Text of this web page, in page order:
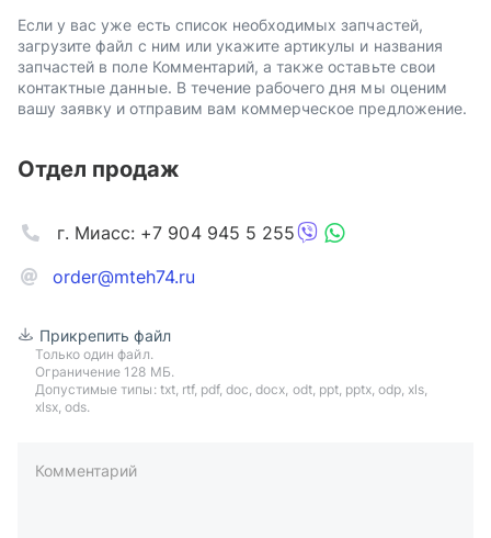
Если у вас уже есть список необходимых запчастей,
загрузите файл с ним или укажите артикулы и названия
запчастей в поле Комментарий, а также оставьте свои
контактные данные. В течение рабочего дня мы оценим
вашу заявку и отправим вам коммерческое предложение.
Отдел продаж
order@mteh74.ru
г. Миасс: +7 904 945 5 255
Прикрепить файл
Только один файл.
Ограничение 128 МБ.
Допустимые типы: txt, rtf, pdf, doc, docx, odt, ppt, pptx, odp, xls,
xlsx, ods.
Комментарий
пример: 89511234567 или +79511324567